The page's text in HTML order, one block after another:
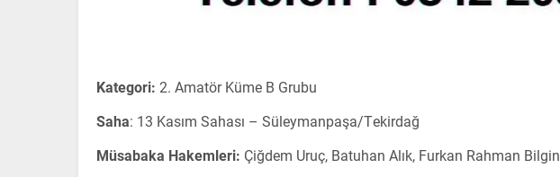
Kategori: 2. Amatör Küme B Grubu
Saha: 13 Kasım Sahası – Süleymanpaşa/Tekirdağ
Müsabaka Hakemleri: Çiğdem Uruç, Batuhan Alık, Furkan Rahman Bilgin